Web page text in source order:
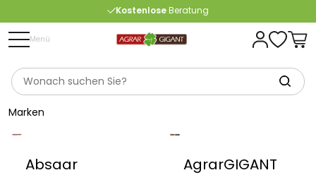
KostenloseBeratung
ab 175 € (in DE) – außer Sperrgut
Menü
Marken
Absaar AgrarGIGANT